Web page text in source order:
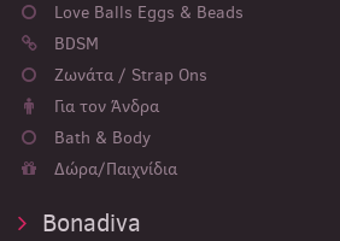
Love Balls Eggs & Beads
BDSM
Ζωνάτα / Strap Ons
Για τον Άνδρα
Bath & Body
Δώρα/Παιχνίδια
Bonadiva